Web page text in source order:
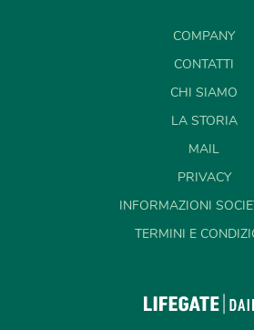
COMPANY
CONTATTI
CHI SIAMO
LA STORIA
MAIL
PRIVACY
INFORMAZIONI
TERMINI E